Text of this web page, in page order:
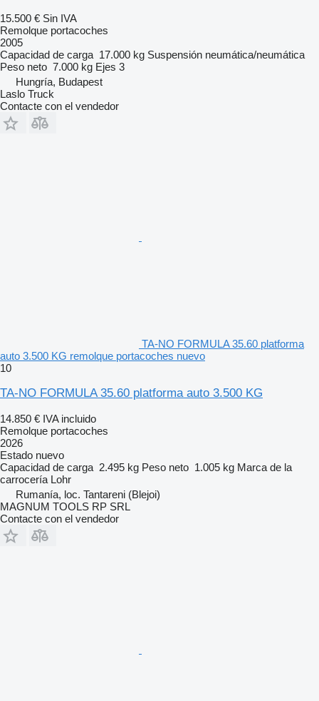
15.500 € Sin IVA
Remolque portacoches
2005
Capacidad de carga 17.000 kg Suspensión neumática/neumática
Peso neto 7.000 kg Ejes 3
Hungría, Budapest
Laslo Truck
Contacte con el vendedor
TA-NO FORMULA 35.60 platforma
auto 3.500 KG remolque portacoches nuevo
10
TA-NO FORMULA 35.60 platforma auto 3.500 KG
14.850 € IVA incluido
Remolque portacoches
2026
Estado nuevo
Capacidad de carga 2.495 kg Peso neto 1.005 kg Marca de la
carrocería Lohr
Rumanía, loc. Tantareni (Blejoi)
MAGNUM TOOLS RP SRL
Contacte con el vendedor